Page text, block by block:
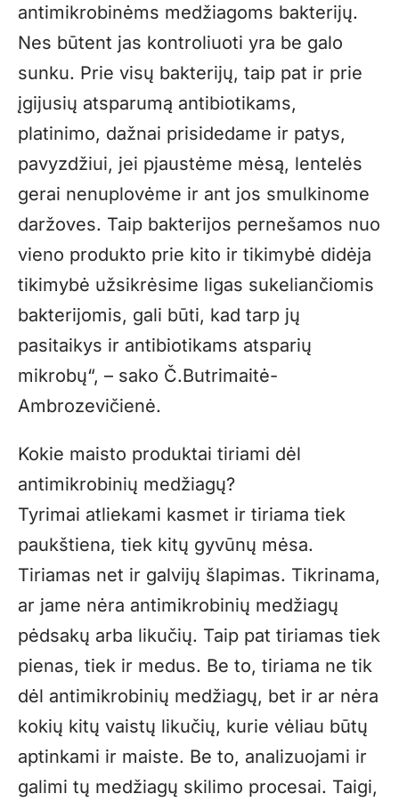
antimikrobinėms medžiagoms bakterijų.
Nes būtent jas kontroliuoti yra be galo
sunku. Prie visų bakterijų, taip pat ir prie
įgijusių atsparumą antibiotikams,
platinimo, dažnai prisidedame ir patys,
pavyzdžiui, jei pjaustėme mėsą, lentelės
gerai nenuplovėme ir ant jos smulkinome
daržoves. Taip bakterijos pernešamos nuo
vieno produkto prie kito ir tikimybė didėja
tikimybė užsikrėsime ligas sukeliančiomis
bakterijomis, gali būti, kad tarp jų
pasitaikys ir antibiotikams atsparių
mikrobų“, – sako Č.Butrimaitė-
Ambrozevičienė.
Kokie maisto produktai tiriami dėl
antimikrobinių medžiagų?
Tyrimai atliekami kasmet ir tiriama tiek
paukštiena, tiek kitų gyvūnų mėsa.
Tiriamas net ir galvijų šlapimas. Tikrinama,
ar jame nėra antimikrobinių medžiagų
pėdsakų arba likučių. Taip pat tiriamas tiek
pienas, tiek ir medus. Be to, tiriama ne tik
dėl antimikrobinių medžiagų, bet ir ar nėra
kokių kitų vaistų likučių, kurie vėliau būtų
aptinkami ir maiste. Be to, analizuojami ir
galimi tų medžiagų skilimo procesai. Taigi,